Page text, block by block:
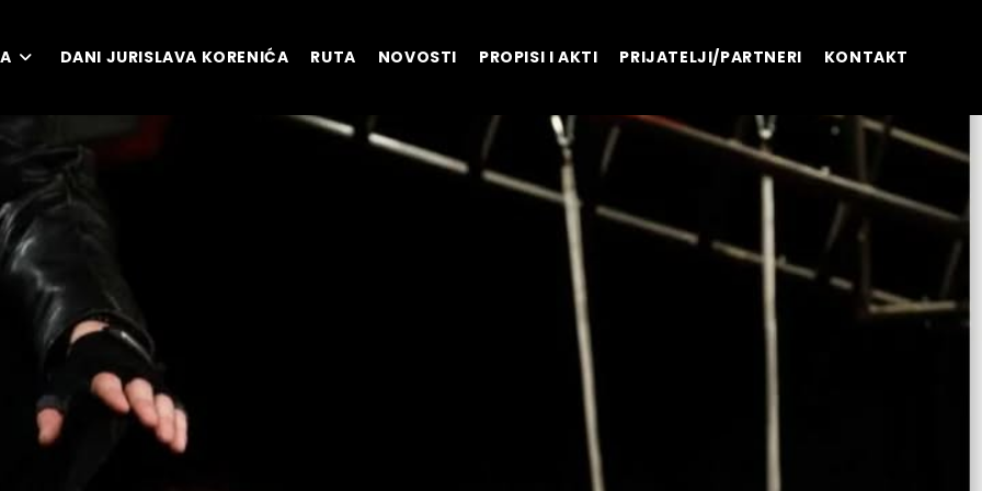
DANI JURISLAVA KORENIĆA RUTA NOVOSTI PROPISI I AKTI PRIJATELJI/PARTNERI KONTAKT